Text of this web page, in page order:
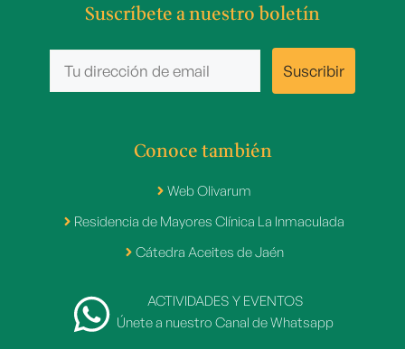
Suscríbete a nuestro boletín
Conoce también
Web Olivarum
Residencia de Mayores Clínica La Inmaculada
Cátedra Aceites de Jaén
ACTIVIDADES Y EVENTOS
Únete a nuestro Canal de Whatsapp